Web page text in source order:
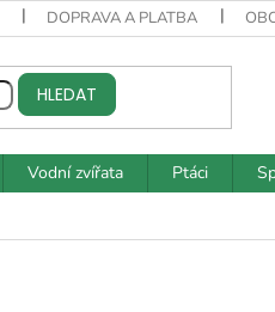
DOPRAVA A PLATBA
HLEDAT
Vodní zvířata Ptáci